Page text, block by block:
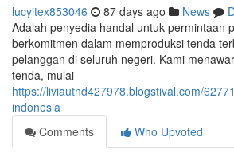
lucyitex853046 87 days ago News
Adalah penyedia handal untuk permintaan
berkomitmen dalam memproduksi tenda
pelanggan di seluruh negeri. Kami
tenda, mulai
https://liviautnd427978.blogstival.com/
indonesia
Comments
Who Upvoted